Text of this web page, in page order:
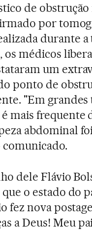
de
por
durante a
médicos
um
ponto de
"Em grandes
mais frequente
abdominal
dele Flávio
o estado do
fez nova
a Deus! Meu